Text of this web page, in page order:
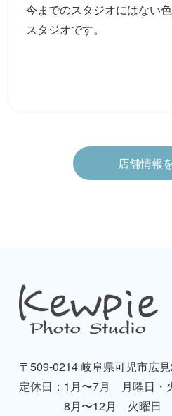
今までのスタジオにはない
スタジオです。
店舗情報
〒509-0214 岐阜県可児市広
定休日： 1月〜7月 月曜日・
8月〜12月 火曜日